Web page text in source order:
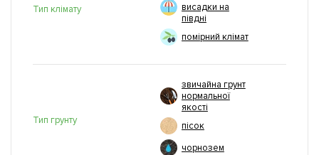
Тип клімату
висадки на
півдні
помірний клімат
Тип грунту
звичайна грунт
нормальної
якості
пісок
чорнозем